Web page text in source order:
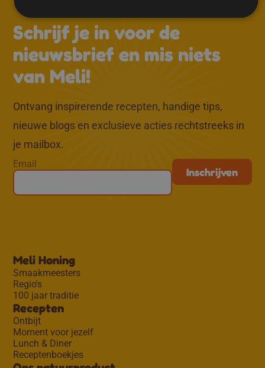
Schrijf je in voor de
nieuwsbrief en mis niets
van Meli!
Ontvang inspirerende recepten, handige tips,
nieuwe blogs en exclusieve acties rechtstreeks in
je mailbox.
Email
Meli Honing
Smaakmeesters
Regio's
100 jaar traditie
Recepten
Ontbijt
Moment voor jezelf
Lunch & Diner
Receptenboekjes